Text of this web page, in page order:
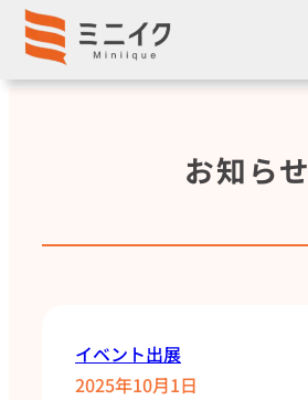
お知らせ
イベント出展
2025年10月1日